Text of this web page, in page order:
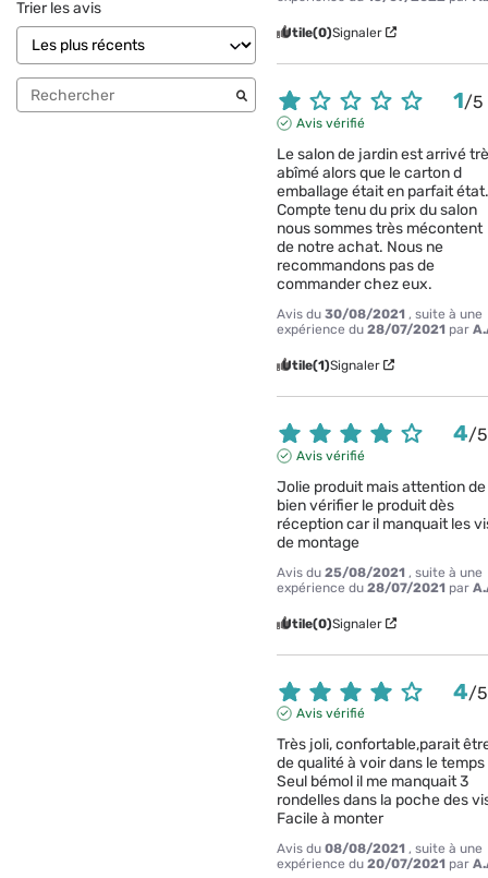
Trier les avis
Utile(0)Signaler
1/5
Avis vérifié
Le salon de jardin est arrivé
abîmé alors que le carton d
emballage était en parfait
Compte tenu du prix du salon
nous sommes très mécontent
de notre achat. Nous ne
recommandons pas de
commander chez eux.
Avis du30/08/2021 , suite à une
expérience du28/07/2021 par
Utile(1)Signaler
4/5
Avis vérifié
Jolie produit mais attention de
bien vérifier le produit dès
réception car il manquait les
de montage
Avis du25/08/2021 , suite à une
expérience du28/07/2021 par
Utile(0)Signaler
4/5
Avis vérifié
Très joli, confortable,parait
de qualité à voir dans le temps
Seul bémol il me manquait 3
rondelles dans la poche des
Facile à monter
Avis du08/08/2021 , suite à une
expérience du20/07/2021 par